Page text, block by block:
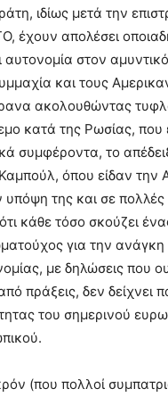
ιδίως μετά την
έχουν απολέσει
αυτονομία στον
και τους
ακολουθώντας
κατά της Ρωσίας, που
συμφέροντα, το
όπου είδαν την
της και σε
κάθε τόσο σκούζει
για την
με δηλώσεις που
πράξεις, δεν δείχνει
του σημερινού
(που πολλοί